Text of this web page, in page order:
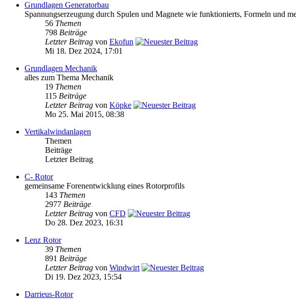
Grundlagen Generatorbau
Spannungserzeugung durch Spulen und Magnete wie funktionierts, Formeln und
56 Themen
798 Beiträge
Letzter Beitrag von Ekofun
Mi 18. Dez 2024, 17:01
Grundlagen Mechanik
alles zum Thema Mechanik
19 Themen
115 Beiträge
Letzter Beitrag von Köpke
Mo 25. Mai 2015, 08:38
Vertikalwindanlagen
Themen
Beiträge
Letzter Beitrag
C- Rotor
gemeinsame Forenentwicklung eines Rotorprofils
143 Themen
2977 Beiträge
Letzter Beitrag von CFD
Do 28. Dez 2023, 16:31
Lenz Rotor
39 Themen
891 Beiträge
Letzter Beitrag von Windwirt
Di 19. Dez 2023, 15:54
Darrieus-Rotor